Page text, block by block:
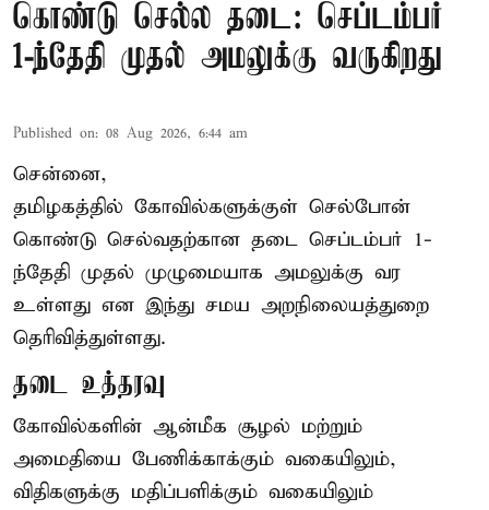
கொண்டு செல்ல தடை: செப்டம்பர்
1-ந்தேதி முதல் அமலுக்கு வருகிறது
Published on: 08 Aug 2026, 6:44 am
சென்னை,
தமிழகத்தில் கோவில்களுக்குள் செல்போன்
கொண்டு செல்வதற்கான தடை செப்டம்பர் 1-
ந்தேதி முதல் முழுமையாக அமலுக்கு வர
உள்ளது என இந்து சமய அறநிலையத்துறை
தெரிவித்துள்ளது.
தடை உத்தரவு
கோவில்களின் ஆன்மீக சூழல் மற்றும்
அமைதியை பேணிக்காக்கும் வகையிலும்,
விதிகளுக்கு மதிப்பளிக்கும் வகையிலும்